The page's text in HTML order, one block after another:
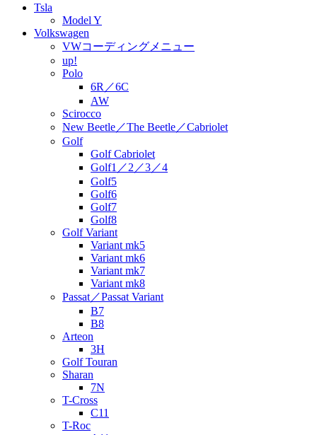
Tsla
Model Y
Volkswagen
VWコーディングメニュー
up!
Polo
6R／6C
AW
Scirocco
New Beetle／The Beetle／Cabriolet
Golf
Golf Cabriolet
Golf1／2／3／4
Golf5
Golf6
Golf7
Golf8
Golf Variant
Variant mk5
Variant mk6
Variant mk7
Variant mk8
Passat／Passat Variant
B7
B8
Arteon
3H
Golf Touran
Sharan
7N
T-Cross
C11
T-Roc